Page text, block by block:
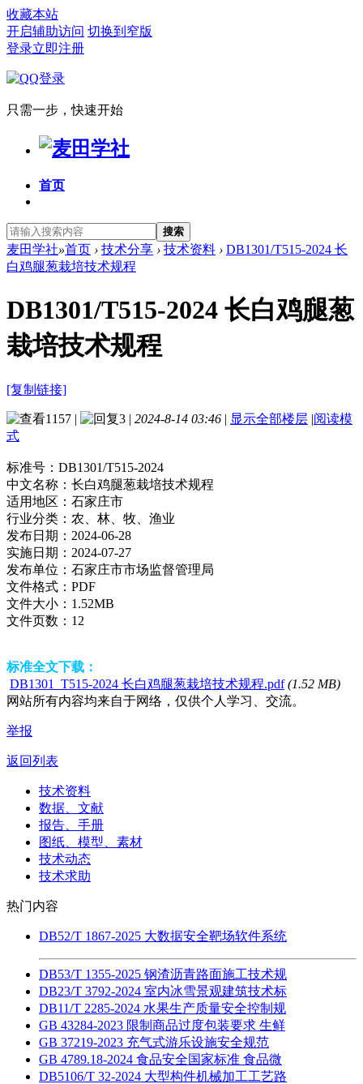
收藏本站
开启辅助访问 切换到窄版
登录立即注册
只需一步，快速开始
首页
搜索
麦田学社»首页 › 技术分享 › 技术资料 › DB1301/T515-2024 长
白鸡腿葱栽培技术规程
DB1301/T515-2024 长白鸡腿葱
栽培技术规程
[复制链接]
1157 | 3 | 2024-8-14 03:46 | 显示全部楼层 |阅读模
式
标准号： DB1301/T515-2024
中文名称： 长白鸡腿葱栽培技术规程
适用地区： 石家庄市
行业分类： 农、林、牧、渔业
发布日期： 2024-06-28
实施日期： 2024-07-27
发布单位： 石家庄市市场监督管理局
文件格式： PDF
文件大小： 1.52MB
文件页数： 12
标准全文下载：
DB1301_T515-2024 长白鸡腿葱栽培技术规程.pdf (1.52 MB)
网站所有内容均来自于网络，仅供个人学习、交流。
举报
返回列表
技术资料
数据、文献
报告、手册
图纸、模型、素材
技术动态
技术求助
热门内容
DB52/T 1867-2025 大数据安全靶场软件系统
DB53/T 1355-2025 钢渣沥青路面施工技术规
DB23/T 3792-2024 室内冰雪景观建筑技术标
DB11/T 2285-2024 水果生产质量安全控制规
GB 43284-2023 限制商品过度包装要求 生鲜
GB 37219-2023 充气式游乐设施安全规范
GB 4789.18-2024 食品安全国家标准 食品微
DB5106/T 32-2024 大型构件机械加工工艺路